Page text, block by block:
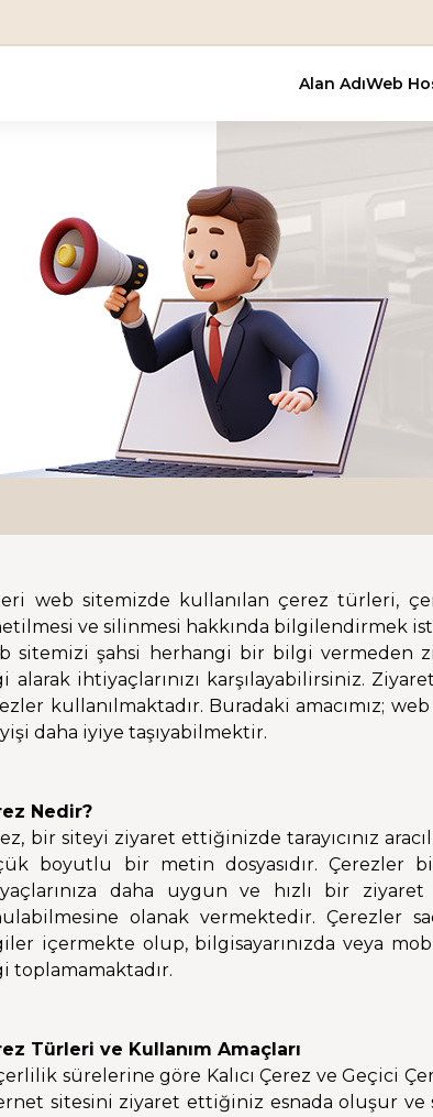
Alan AdıWeb
web sitemizde kullanılan çerez türleri,
ve silinmesi hakkında bilgilendirmek
sitemizi şahsi herhangi bir bilgi vermeden
alarak ihtiyaçlarınızı karşılayabilirsiniz.
kullanılmaktadır. Buradaki amacımız;
daha iyiye taşıyabilmektir.
Nedir?
bir siteyi ziyaret ettiğinizde tarayıcınız
boyutlu bir metin dosyasıdır. Çerezler
daha uygun ve hızlı bir
olanak vermektedir. Çerezler
içermekte olup, bilgisayarınızda veya
toplamamaktadır.
Türleri ve Kullanım Amaçları
sürelerine göre Kalıcı Çerez ve Geçici
sitesini ziyaret ettiğiniz esnada oluşur ve